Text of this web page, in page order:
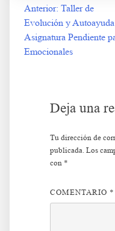
Navegación
entradas
Anterior: Taller de
Evolución y Autoayuda
Asignatura Pendiente
Emocionales
Deja una
Tu dirección de
publicada. Los
con *
COMENTARIO *